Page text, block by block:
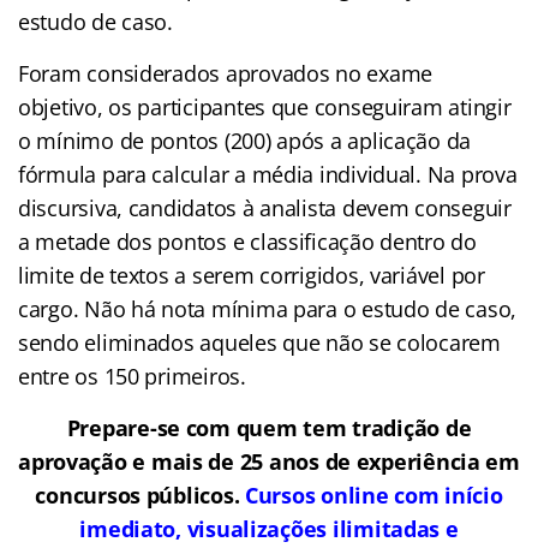
estudo de caso.
Foram considerados aprovados no exame
objetivo, os participantes que conseguiram atingir
o mínimo de pontos (200) após a aplicação da
fórmula para calcular a média individual. Na prova
discursiva, candidatos à analista devem conseguir
a metade dos pontos e classificação dentro do
limite de textos a serem corrigidos, variável por
cargo. Não há nota mínima para o estudo de caso,
sendo eliminados aqueles que não se colocarem
entre os 150 primeiros.
Prepare-se com quem tem tradição de
aprovação e mais de 25 anos de experiência em
concursos públicos. Cursos online com início
imediato, visualizações ilimitadas e